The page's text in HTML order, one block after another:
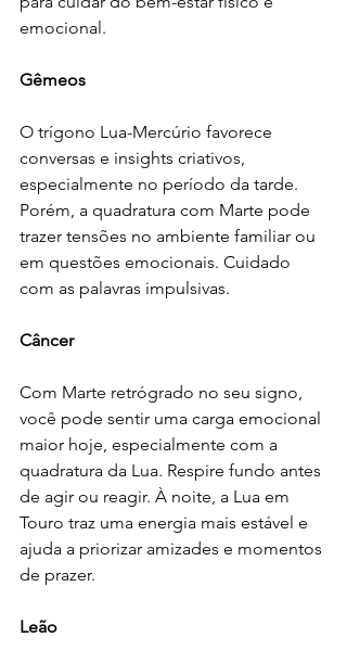
emocional.
Gêmeos
O trígono Lua-Mercúrio favorece
conversas e insights criativos,
especialmente no período da tarde.
Porém, a quadratura com Marte pode
trazer tensões no ambiente familiar ou
em questões emocionais. Cuidado
com as palavras impulsivas.
Câncer
Com Marte retrógrado no seu signo,
você pode sentir uma carga emocional
maior hoje, especialmente com a
quadratura da Lua. Respire fundo antes
de agir ou reagir. À noite, a Lua em
Touro traz uma energia mais estável e
ajuda a priorizar amizades e momentos
de prazer.
Leão